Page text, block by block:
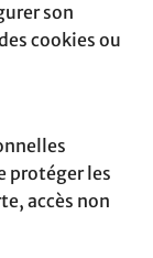
son
cookies ou
protéger les
accès non